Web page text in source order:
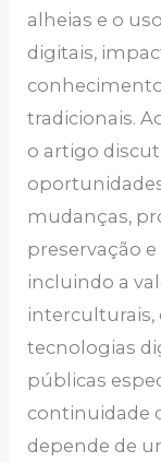
alheias e o
digitais,
tradicionais.
o artigo
mudanças,
preservação
incluindo a
interculturais,
tecnologias
públicas
continuidade
depende de